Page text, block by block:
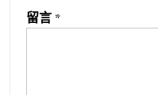
留言 *